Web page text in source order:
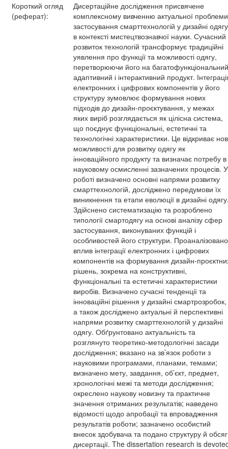
Короткий огляд
(реферат):
Дисертаційне дослідження присвячене
комплексному вивченню актуальної проблеми
застосування смарттехнологій у дизайні одягу
в контексті мистецтвознавчої науки. Сучасний
розвиток технологій трансформує традиційні
уявлення про функції та можливості одягу,
перетворюючи його на
адаптивний і інтерактивний продукт.
електронних і цифрових компонентів у його
структуру зумовлює формування нових
підходів до дизайн-проєктування, у межах
яких виріб розглядається як цілісна система,
що поєднує функціональні, естетичні та
технологічні характеристики. Це відкриває
можливості для розвитку одягу як
інноваційного продукту та визначає потребу в
науковому осмисленні зазначених процесів. У
роботі визначено основні напрями розвитку
смарттехнологій, досліджено передумови їх
виникнення та етапи еволюції в дизайні
Здійснено систематизацію та розроблено
типології смартодягу на основі аналізу сфер
застосування, виконуваних функцій і
особливостей його структури. Проаналізовано
вплив інтеграції електронних і цифрових
компонентів на формування дизайн-
рішень, зокрема на конструктивні,
функціональні та естетичні характеристики
виробів. Визначено сучасні тенденції та
інноваційні рішення у дизайні смартрозробок,
а також досліджено актуальні й перспективні
напрями розвитку смарттехнологій у дизайні
одягу. Обґрунтовано актуальність та
розглянуто теоретико-методологічні засади
дослідження; вказано на зв’язок роботи з
науковими програмами, планами, темами;
визначено мету, завдання, об’єкт, предмет,
хронологічні межі та методи дослідження;
окреслено наукову новизну та практичне
значення отриманих результатів; наведено
відомості щодо апробації та впровадження
результатів роботи; зазначено особистий
внесок здобувача та подано структуру й обсяг
дисертації. The dissertation research is